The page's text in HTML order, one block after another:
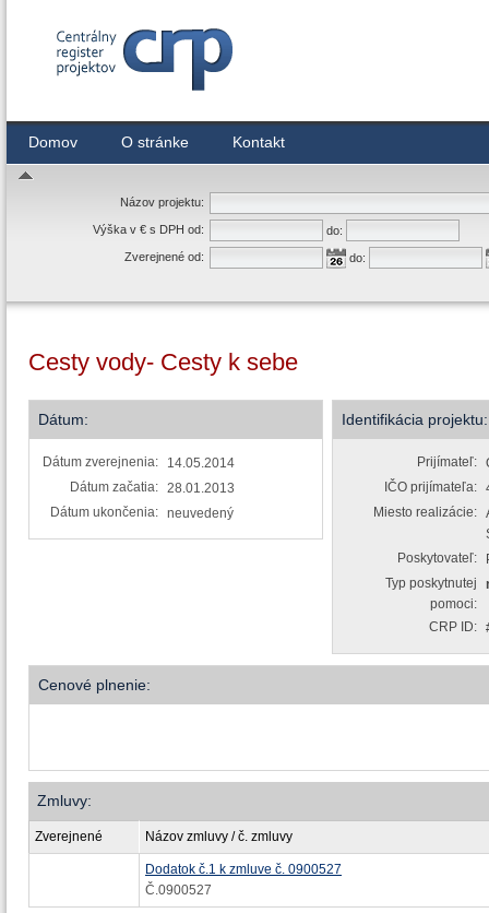
Domov O stránke Kontakt
Názov projektu:
Výška v € s DPH od:
do:
Zverejnené od:
do:
Cesty vody- Cesty k sebe
Dátum:
Dátum zverejnenia:
14.05.2014
Dátum začatia: 28.01.2013
Dátum ukončenia: neuvedený
Identifikácia projektu:
Prijímateľ:
IČO prijímateľa:
Miesto realizácie:
Poskytovateľ:
Typ poskytnutej
pomoci:
CRP ID:
Cenové plnenie:
Zmluvy:
Zverejnené Názov zmluvy / č. zmluvy
Dodatok č.1 k zmluve č. 0900527
Č.0900527